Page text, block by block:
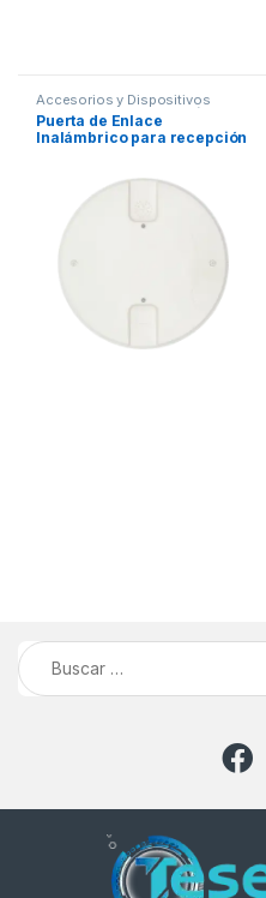
Accesorios y Dispositivos
Direccionables Detección de
Fuego
Puerta de Enlace
Inalámbrico para recepción
Buscar: